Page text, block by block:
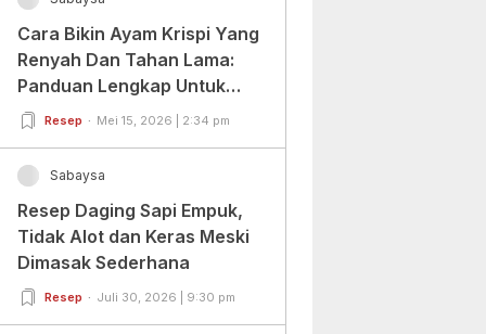
Cara Bikin Ayam Krispi Yang
Renyah Dan Tahan Lama:
Panduan Lengkap Untuk
Pemula Dan Profesional
Resep Mei 15, 2026 | 2:34 pm
Sabaysa
Resep Daging Sapi Empuk,
Tidak Alot dan Keras Meski
Dimasak Sederhana
Resep Juli 30, 2026 | 9:30 pm